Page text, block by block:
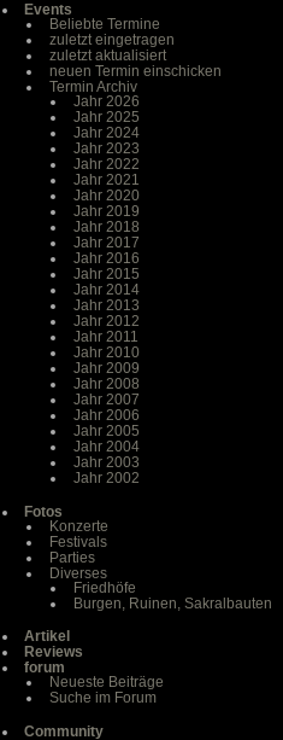
Events
Beliebte Termine
zuletzt eingetragen
zuletzt aktualisiert
neuen Termin einschicken
Termin Archiv
Jahr 2026
Jahr 2025
Jahr 2024
Jahr 2023
Jahr 2022
Jahr 2021
Jahr 2020
Jahr 2019
Jahr 2018
Jahr 2017
Jahr 2016
Jahr 2015
Jahr 2014
Jahr 2013
Jahr 2012
Jahr 2011
Jahr 2010
Jahr 2009
Jahr 2008
Jahr 2007
Jahr 2006
Jahr 2005
Jahr 2004
Jahr 2003
Jahr 2002
Fotos
Konzerte
Festivals
Parties
Diverses
Friedhöfe
Burgen, Ruinen, Sakralbauten
Artikel
Reviews
forum
Neueste Beiträge
Suche im Forum
Community